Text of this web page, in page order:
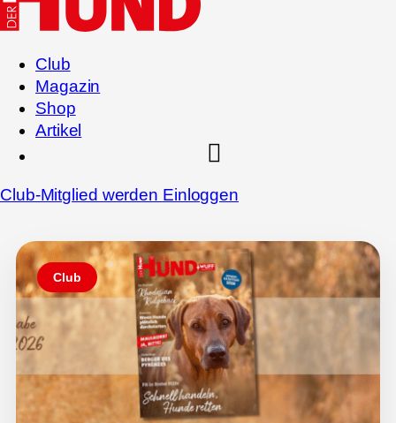
Club
Magazin
Shop
Artikel
Club-Mitglied werden Einloggen
Club